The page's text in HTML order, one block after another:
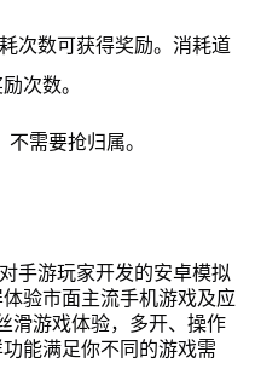
次数可获得奖励。消耗道
次数。
需要抢归属。
手游玩家开发的安卓模拟
验市面主流手机游戏及应
滑游戏体验，多开、操作
能满足你不同的游戏需